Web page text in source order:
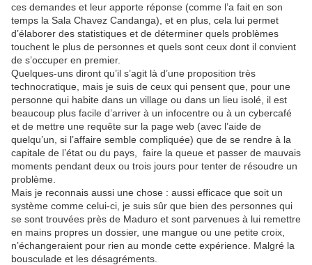
ces demandes et leur apporte réponse (comme l’a fait en son
temps la Sala Chavez Candanga), et en plus, cela lui permet
d’élaborer des statistiques et de déterminer quels problèmes
touchent le plus de personnes et quels sont ceux dont il convient
de s’occuper en premier.
Quelques-uns diront qu’il s’agit là d’une proposition très
technocratique, mais je suis de ceux qui pensent que, pour une
personne qui habite dans un village ou dans un lieu isolé, il est
beaucoup plus facile d’arriver à un infocentre ou à un cybercafé
et de mettre une requête sur la page web (avec l’aide de
quelqu’un, si l’affaire semble compliquée) que de se rendre à la
capitale de l’état ou du pays, faire la queue et passer de mauvais
moments pendant deux ou trois jours pour tenter de résoudre un
problème.
Mais je reconnais aussi une chose : aussi efficace que soit un
système comme celui-ci, je suis sûr que bien des personnes qui
se sont trouvées près de Maduro et sont parvenues à lui remettre
en mains propres un dossier, une mangue ou une petite croix,
n’échangeraient pour rien au monde cette expérience. Malgré la
bousculade et les désagréments.